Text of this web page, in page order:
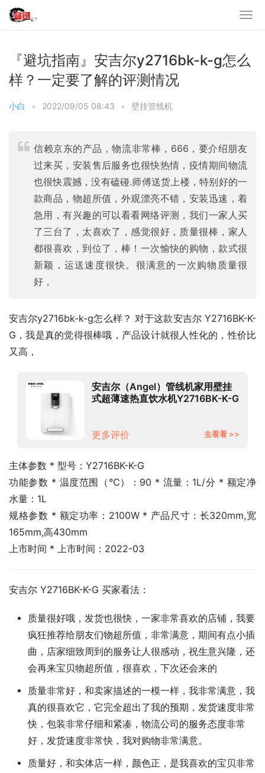
『避坑指南』安吉尔y2716bk-k-g怎么
样？一定要了解的评测情况
小白 • 2022/09/05 08:43 • 壁挂管线机
信赖京东的产品，物流非常棒，666，要介绍朋友
过来买，安装售后服务也很快热情，疫情期间物流
也很快震撼，没有磕碰.师傅送货上楼，特别好的一
款商品，物超所值，外观漂亮不错，安装迅速，着
急用，有兴趣的可以看看网络评测，我们一家人买
了三台了，太喜欢了，感觉很好，质量很棒，家人
都很喜欢，到位了，棒！一次愉快的购物，款式很
新颖，运送速度很快。很满意的一次购物质量很
好，
安吉尔y2716bk-k-g怎么样？ 对于这款安吉尔 Y2716BK-K-
G，我是真的觉得很棒哦，产品设计就很人性化的，性价比
又高，
安吉尔（Angel）管线机家用壁挂
式超薄速热直饮水机Y2716BK-K-G
更多评价 去看看 >>
主体参数 * 型号：Y2716BK-K-G
功能参数 * 温度范围（℃）：90 * 流量：1L/分 * 额定净
水量：1L
规格参数 * 额定功率：2100W * 产品尺寸：长320mm,宽
165mm,高430mm
上市时间 * 上市时间：2022-03
安吉尔 Y2716BK-K-G 买家看法：
质量很好哦，发货也很快，一家非常喜欢的店铺，我要
疯狂推荐给朋友们物超所值，非常满意，期间有点小插
曲，店家细致周到的服务让人很感动，祝生意兴隆，还
会再来宝贝物超所值，很喜欢，下次还会来的
质量非常好，和卖家描述的一模一样，我非常满意，我
真的很喜欢它，它完全超出了我的预期，发货速度非常
快，包装非常仔细和紧凑，物流公司的服务态度非常
好，发货速度非常快，我对购物非常满意。
质量好，和实体店一样，颜色正，是我喜欢的宝贝非常